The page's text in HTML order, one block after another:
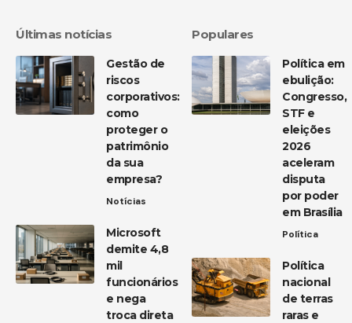
Últimas notícias
Gestão de
riscos
corporativos:
como
proteger o
patrimônio
da sua
empresa?
Notícias
Microsoft
demite 4,8
mil
funcionários
e nega
troca direta
Populares
Política em
ebulição:
Congresso,
STF e
eleições
2026
aceleram
disputa
por poder
em Brasília
Política
Política
nacional
de terras
raras e